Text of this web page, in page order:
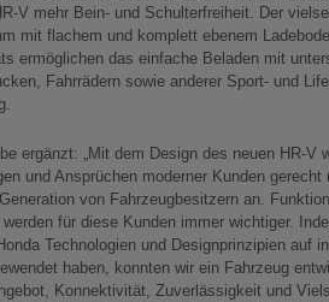
V mehr Bein- und Schulterfreiheit. Der
mit flachem und komplett ebenem
ermöglichen das einfache Beladen mit
Fahrrädern sowie anderer Sport- und
ergänzt: „Mit dem Design des neuen HR-V
und Ansprüchen moderner Kunden gerecht
von Fahrzeugbesitzern an.
werden für diese Kunden immer wichtiger.
Technologien und Designprinzipien auf
haben, konnten wir ein Fahrzeug
Konnektivität, Zuverlässigkeit und